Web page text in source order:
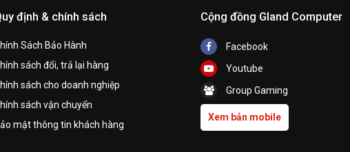
định & chính sách
Sách Bảo Hành
sách đổi, trả lại hàng
sách cho doanh nghiệp
sách vận chuyển
mật thông tin khách hàng
Cộng đồng Gland Computer
Facebook
Youtube
Group Gaming
Xem bản mobile